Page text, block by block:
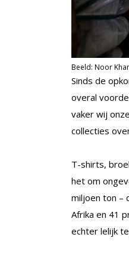
Beeld: Noor
Sinds de
overal
vaker wij
collecties
T-shirts,
het om
miljoen ton –
Afrika en 41
echter lelijk